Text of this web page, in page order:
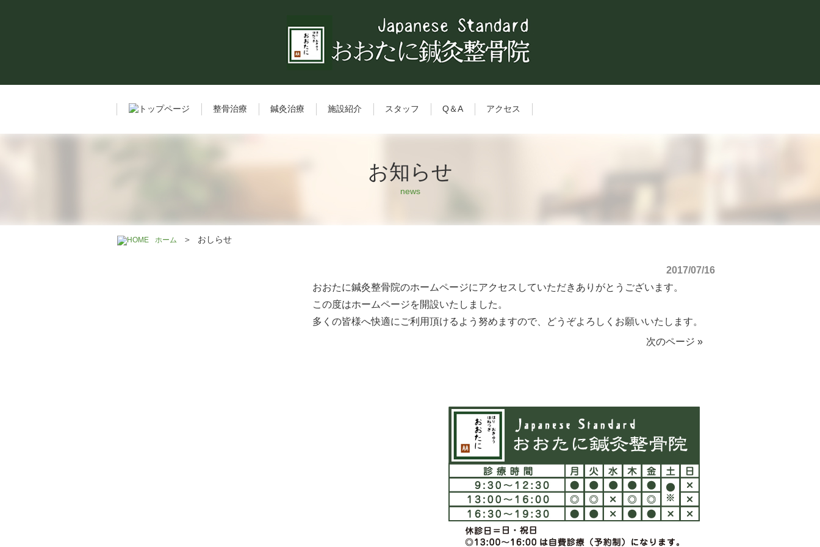
整骨治療 鍼灸治療 施設紹介 スタッフ Q＆A アクセス
お知らせ
news
ホーム ＞ おしらせ
2017/07/16
おおたに鍼灸整骨院のホームページにアクセスしていただきありがとうございます。
この度はホームページを開設いたしました。
多くの皆様へ快適にご利用頂けるよう努めますので、どうぞよろしくお願いいたします。
次のページ »